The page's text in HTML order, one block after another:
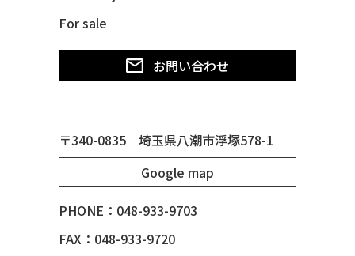
50 CHEVY STYLE-LINE*BUBBLES
50 CHEVY SUBURBAN
51 MERCURY *ART MORRISON
53 CHEVY BEL-AIR
For sale
お問い合わせ
〒340-0835 埼玉県八潮市浮塚578-1
Google map
PHONE：048-933-9703
FAX：048-933-9720